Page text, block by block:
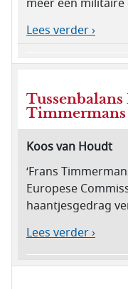
meer een militaire
Lees verder ›
Tussenbalans
Timmermans
Koos van Houdt
‘Frans
Europese
haantjesgedrag
Lees verder ›